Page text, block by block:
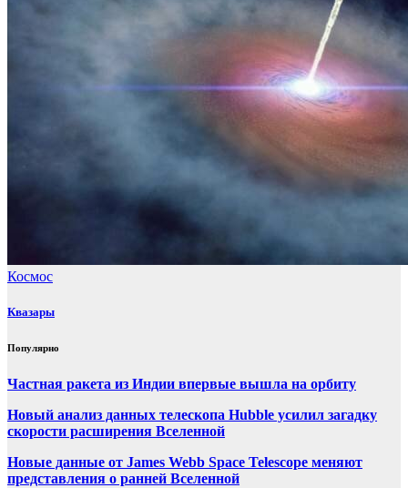
Космос
Квазары
Популярно
Частная ракета из Индии впервые вышла на орбиту
Новый анализ данных телескопа Hubble усилил загадку
скорости расширения Вселенной
Новые данные от James Webb Space Telescope меняют
представления о ранней Вселенной